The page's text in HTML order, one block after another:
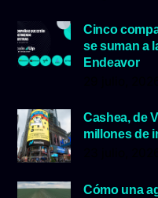
Cinco
se suman a
Endeavor
Cashea, de
millones de
Cómo una